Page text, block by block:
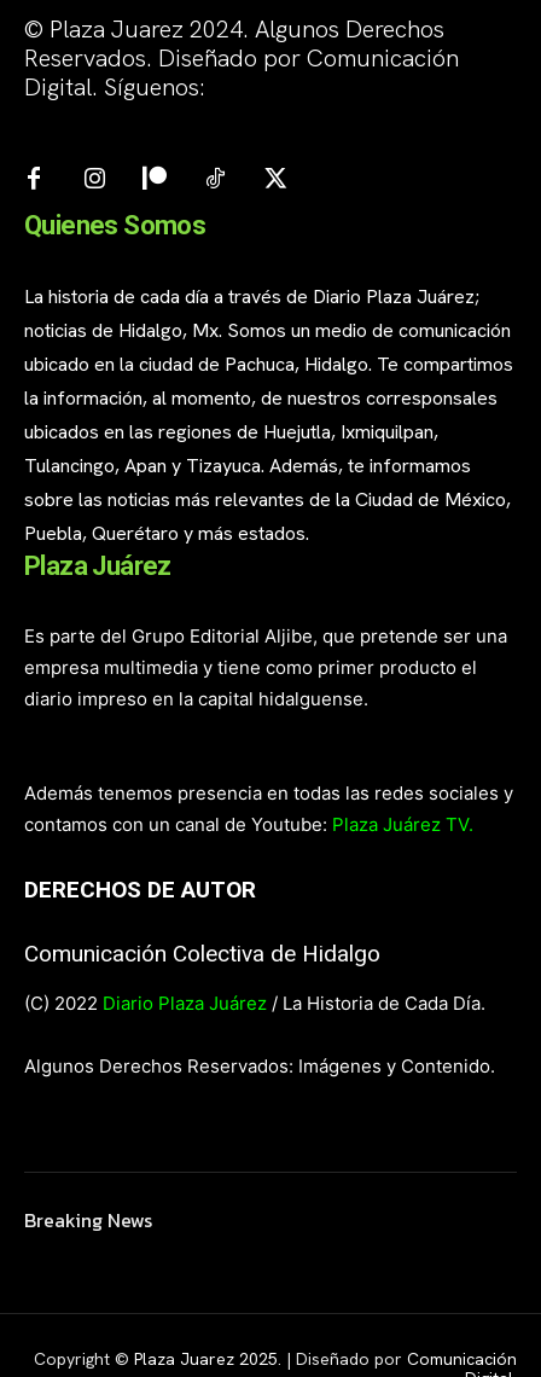
© Plaza Juarez 2024. Algunos Derechos
Reservados. Diseñado por Comunicación
Digital. Síguenos:
Quienes Somos
La historia de cada día a través de Diario Plaza Juárez;
noticias de Hidalgo, Mx. Somos un medio de comunicación
ubicado en la ciudad de Pachuca, Hidalgo. Te compartimos
la información, al momento, de nuestros corresponsales
ubicados en las regiones de Huejutla, Ixmiquilpan,
Tulancingo, Apan y Tizayuca. Además, te informamos
sobre las noticias más relevantes de la Ciudad de México,
Puebla, Querétaro y más estados.
Plaza Juárez
Es parte del Grupo Editorial Aljibe, que pretende ser una
empresa multimedia y tiene como primer producto el
diario impreso en la capital hidalguense.
Además tenemos presencia en todas las redes sociales y
contamos con un canal de Youtube: Plaza Juárez TV.
DERECHOS DE AUTOR
Comunicación Colectiva de Hidalgo
(C) 2022 Diario Plaza Juárez / La Historia de Cada Día.
Algunos Derechos Reservados: Imágenes y Contenido.
Breaking News
Copyright © Plaza Juarez 2025 . | Diseñado por Comunicación